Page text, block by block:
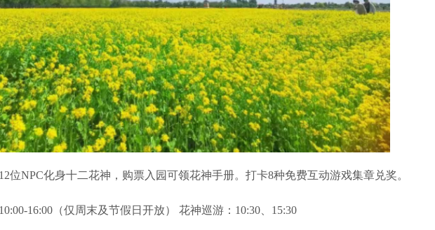
NPC化身十二花神，购票入园可领花神手册。打卡8种免费互动游戏集章兑奖。
16:00（仅周末及节假日开放） 花神巡游：10:30、15:30